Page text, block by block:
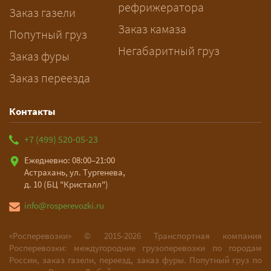
и подберёт машину. Все условия и
цена фиксируются в договоре;
оплата после доставки, перед
выгрузкой.
Заказ газели
Попутный груз
Заказ фуры
Заказ переезда
рефрижератора
Заказ камаза
Негабаритный груз
Контакты
+7 (499) 520-05-23
Ежедневно: 08:00–21:00
Астрахань, ул. Тургенева,
д. 10 (БЦ "Кристалл")
info@rosperevozki.ru
«Росперевозки» © 2015-2026
Транспортная компания
Росперевозки: междугородние грузоперевозки по городам
России, заказ газели, переезд, заказ фуры. Попутный груз по